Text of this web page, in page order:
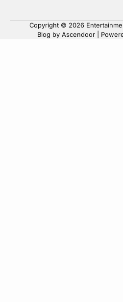
Copyright © 2026
Blog by Ascendoor|